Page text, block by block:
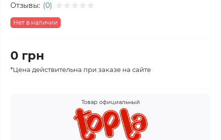
Отзывы: (0)
Нет в наличии
0 грн
*Цена действительна при заказе на сайте
Товар официальный